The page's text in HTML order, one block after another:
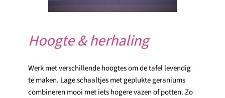
Hoogte & herhaling
Werk met verschillende hoogtes om de tafel levendig
te maken. Lage schaaltjes met geplukte geraniums
combineren mooi met iets hogere vazen of potten. Zo